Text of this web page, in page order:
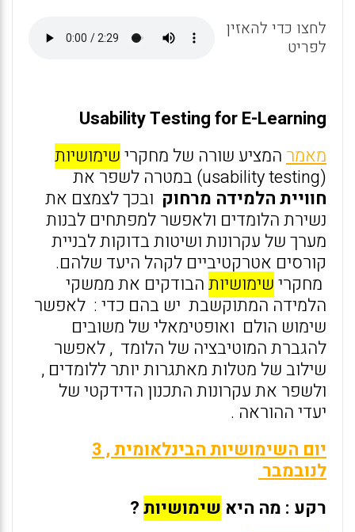
A
p
o
o
לחצו כדי להאזין
לפריט
Usability Testing for E-Learning
מאמר המציע שורה של מחקרישימושיות
(usability testing) במטרה לשפר את
חוויית הלמידה מרחוק ובכך לצמצם את
נשירת הלומדים ולאפשר למפתחים לבנות
מערך של עקרונות ושיטות בדוקות לבניית
קורסים אטרקטיביים לקהל היעד שלהם.
מחקרישימושיותהבודקים את ממשקי
הלמידה המתוקשבת יש בהם כדי : לאפשר
שימוש הולם ואופטימאלי של משובים
להגברת המוטיבציה של הלומד , לאפשר
שילוב של מטלות מאתגרות יותר ללומדים ,
ולשפר את עקרונות התכנון הדידקטי של
יעדי ההוראה .
יום השימושיות הבינלאומית , 3
לנובמבר
רקע : מה היא שימושיות?